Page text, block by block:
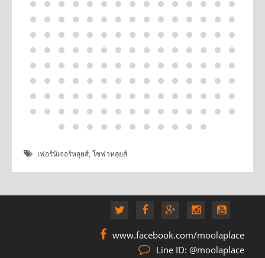
เฟอร์นิเจอร์หลุยส์, โซฟาหลุยส์
www.facebook.com/moolaplace
Line ID: @moolaplace